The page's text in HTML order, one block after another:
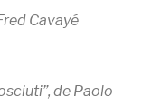
Cavayé
de Paolo